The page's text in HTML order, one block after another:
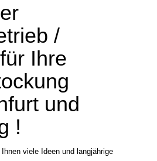
/
Ihre
und
!
viele Ideen und langjährige